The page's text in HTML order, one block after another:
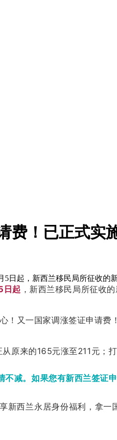
费！已正式实
日起，新西兰移民局所征收的
日起 ，新西兰移民局所征收
原来的165元涨至211元；
减。如果您有新西兰签证
西兰永居身份福利，拿